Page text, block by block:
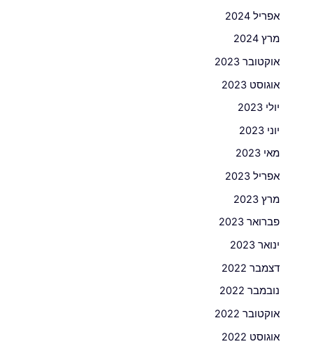
אפריל 2024
מרץ 2024
אוקטובר 2023
אוגוסט 2023
יולי 2023
יוני 2023
מאי 2023
אפריל 2023
מרץ 2023
פברואר 2023
ינואר 2023
דצמבר 2022
נובמבר 2022
אוקטובר 2022
אוגוסט 2022